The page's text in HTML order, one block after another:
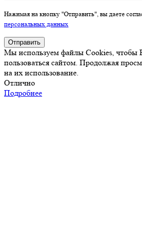
Нажимая на кнопку "Отправить", вы даете
персональных данных
Отправить
Мы используем файлы Cookies, чтобы
пользоваться сайтом. Продолжая
на их использование.
Отлично
Подробнее